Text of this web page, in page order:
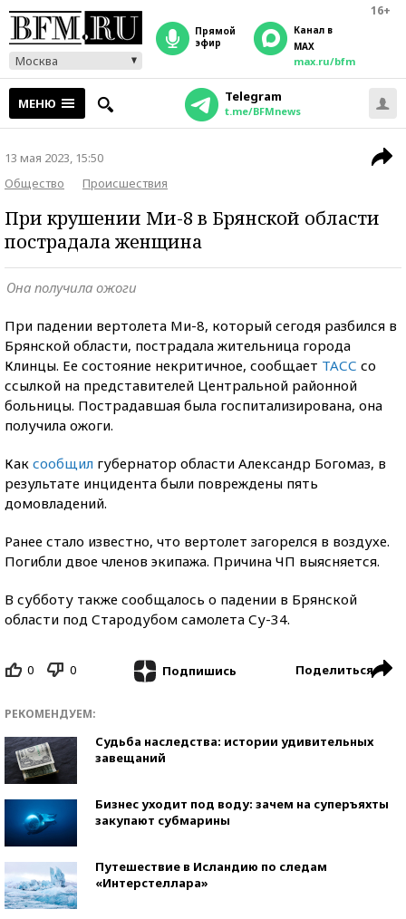
16+
Москва
прямой
эфир
Канал в
MAX
max.ru/bfm
МЕНЮ Telegram
t.me/BFMnews
13 мая 2023, 15:50
Общество
Происшествия
При крушении Ми-8 в Брянской области
пострадала женщина
Она получила ожоги
При падении вертолета Ми-8, который сегодя разбился в
Брянской области, пострадала жительница города
Клинцы. Ее состояние некритичное, сообщает ТАСС со
ссылкой на представителей Центральной районной
больницы. Пострадавшая была госпитализирована, она
получила ожоги.
Как сообщил губернатор области Александр Богомаз, в
результате инцидента были повреждены пять
домовладений.
Ранее стало известно, что вертолет загорелся в воздухе.
Погибли двое членов экипажа. Причина ЧП выясняется.
В субботу также сообщалось о падении в Брянской
области под Стародубом самолета Су-34.
0 0 Подпишись Поделиться
РЕКОМЕНДУЕМ:
Судьба наследства: истории удивительных
завещаний
Бизнес уходит под воду: зачем на суперъяхты
закупают субмарины
Путешествие в Исландию по следам
«Интерстеллара»